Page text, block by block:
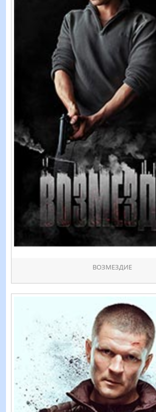
ВОЗМЕЗДИЕ